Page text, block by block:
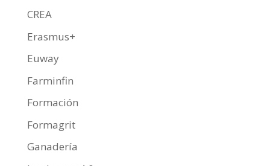
CREA
Erasmus+
Euway
Farminfin
Formación
Formagrit
Ganadería